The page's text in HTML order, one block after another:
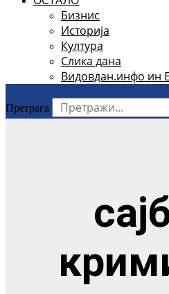
Бизнис
Историја
Култура
Слика дана
Видовдан.инфо ин
Претрага